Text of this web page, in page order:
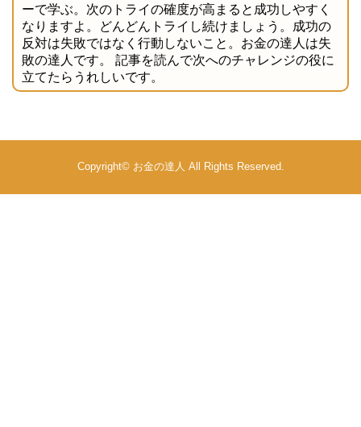
ーで学ぶ。次のトライの確度が高まると成功しやすく
なりますよ。どんどんトライし続けましょう。成功の
反対は失敗ではなく行動しないこと。お金の達人は失
敗の達人です。 記事を読んで次へのチャレンジの役に
立てたらうれしいです。
Copyright© お金の達人 All Rights Reserved.